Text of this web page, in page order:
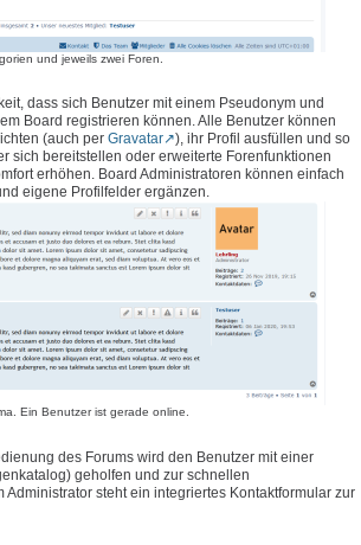
und jeweils zwei Foren.
dass sich Benutzer mit einem Pseudonym und
Board registrieren können. Alle Benutzer können
(auch per Gravatar
), ihr Profil ausfüllen und so
sich bereitstellen oder erweiterte Forenfunktionen
erhöhen. Board Administratoren können einfach
eigene Profilfelder ergänzen.
Ein Benutzer ist gerade online.
des Forums wird den Benutzer mit einer
geholfen und zur schnellen
Administrator steht ein integriertes Kontaktformular zur